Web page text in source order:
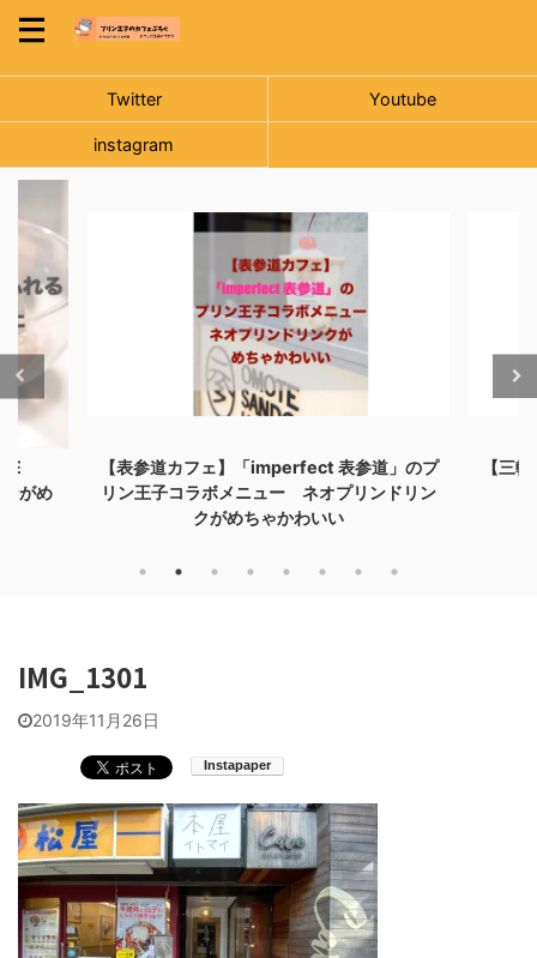
Twitter Youtube
instagram
がめ
【表参道カフェ】「imperfect 表参道」のプ
リン王子コラボメニュー ネオプリンドリン
クがめちゃかわいい
【三
IMG_1301
2019年11月26日